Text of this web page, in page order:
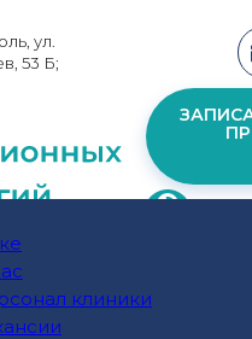
ул.
53 Б;
08:00-19:00; сб - вс: 09:00 -
клиники